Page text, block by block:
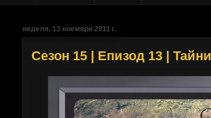
неделя, 13 ноември 2011 г.
Сезон 15 | Епизод 13 | Тайни